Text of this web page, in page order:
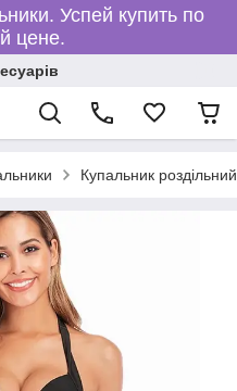
Успей купить по
цене.
Купальник